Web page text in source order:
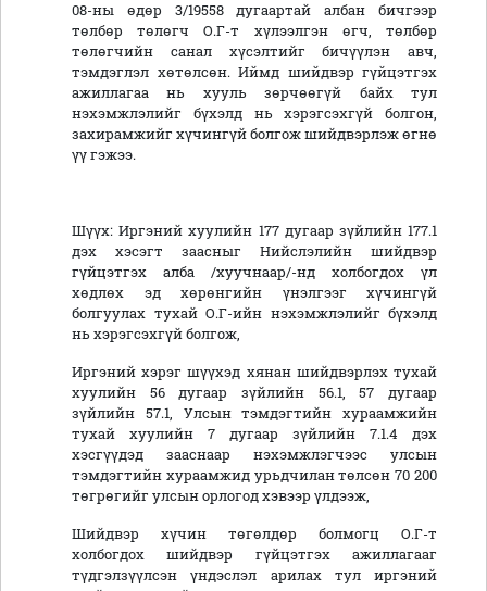
08-ны өдөр 3/19558 дугаартай албан бичгээр
төлбөр төлөгч О.Г-т хүлээлгэн өгч, төлбөр
төлөгчийн санал хүсэлтийг бичүүлэн авч,
тэмдэглэл хөтөлсөн. Иймд шийдвэр гүйцэтгэх
ажиллагаа нь хууль зөрчөөгүй байх тул
нэхэмжлэлийг бүхэлд нь хэрэгсэхгүй болгон,
захирамжийг хүчингүй болгож шийдвэрлэж өгнө
үү гэжээ.
Шүүх: Иргэний хуулийн 177 дугаар зүйлийн 177.1
дэх хэсэгт заасныг Нийслэлийн шийдвэр
гүйцэтгэх алба /хуучнаар/-нд холбогдох үл
хөдлөх эд хөрөнгийн үнэлгээг хүчингүй
болгуулах тухай О.Г-ийн нэхэмжлэлийг бүхэлд
нь хэрэгсэхгүй болгож,
Иргэний хэрэг шүүхэд хянан шийдвэрлэх тухай
хуулийн 56 дугаар зүйлийн 56.1, 57 дугаар
зүйлийн 57.1, Улсын тэмдэгтийн хураамжийн
тухай хуулийн 7 дугаар зүйлийн 7.1.4 дэх
хэсгүүдэд зааснаар нэхэмжлэгчээс улсын
тэмдэгтийн хураамжид урьдчилан төлсөн 70 200
төгрөгийг улсын орлогод хэвээр үлдээж,
Шийдвэр хүчин төгөлдөр болмогц О.Г-т
холбогдох шийдвэр гүйцэтгэх ажиллагааг
түдгэлзүүлсэн үндэслэл арилах тул иргэний